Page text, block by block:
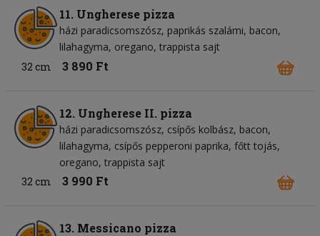
11. Ungherese pizza
házi paradicsomszósz paprikás szalámi bacon
lilahagyma oregano trappista sajt
32 cm
3 890 Ft
12. Ungherese II. pizza
házi paradicsomszósz csípős kolbász bacon
lilahagyma csípős pepperoni paprika főtt tojás
oregano trappista sajt
32 cm
3 990 Ft
13. Messicano pizza